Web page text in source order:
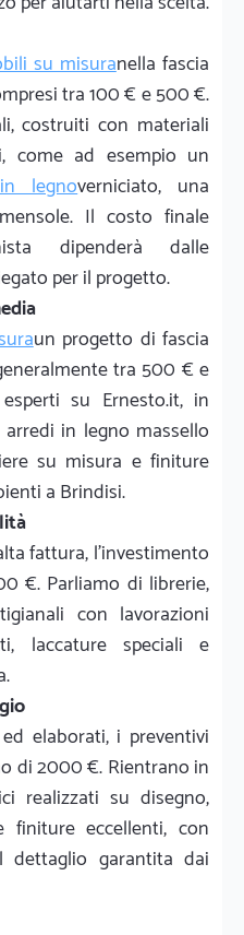
su misuranella fascia
tra 100 € e 500 €.
costruiti con materiali
come ad esempio un
legnoverniciato, una
Il costo finale
dipenderà dalle
per il progetto.
un progetto di fascia
tra 500 € e
su Ernesto.it, in
in legno massello
su misura e finiture
a Brindisi.
fattura, l'investimento
€. Parliamo di librerie,
con lavorazioni
laccature speciali e
elaborati, i preventivi
di 2000 €. Rientrano in
realizzati su disegno,
finiture eccellenti, con
dettaglio garantita dai